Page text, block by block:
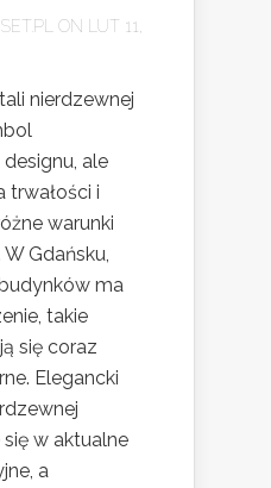
ON LUT 11,
nierdzewnej
ale
trwałości i
warunki
Gdańsku,
ma
takie
się coraz
Elegancki
w aktualne
a